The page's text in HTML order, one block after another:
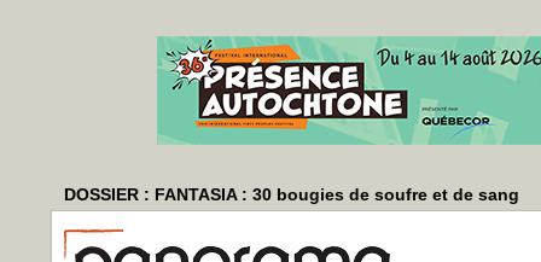
DOSSIER : FANTASIA : 30 bougies de soufre et de sang